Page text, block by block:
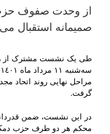
از وحدت صفوف
صمیمانه استقبال
طی یک نشست مشترک از
مراحل نهایی روند اتحاد
گرفت.
در این نشست، ضمن
محکم هر دو طرف حزب